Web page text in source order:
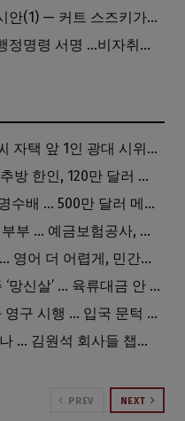
[석승환의 MLB] 덕아웃의 아시안(1) — 커트 스즈키가 우리에게 묻는 것
트럼프, ‘원정출산’ 전면차단 행정명령 서명 …비자취소·입국금지·추방까지
[화제] “내 돈 갚아라” 김원석씨 자택 앞 1인 광대 시위 … 한인 투자사, “108만 달러 못받아”
위조여권으로 미국 재입국한 추방 한인, 120만 달러 은행 사기 행각
연방 당국, LA 한인 간호사 지명수배 … 500만 달러 메디캐어 사기, 선고 직전 한국 도주
’10억 빚’ 안갚고 미국 온 한인 부부 … 예금보험공사, 미국서 소송
[이민]시민권 시험 확 바뀐다 … 영어 더 어렵게, 민간시험 도입 추진
[단독] OC 유명 한인식당 업주 ‘망신살’ … 육류대금 안 갚자 식당서 공개추심
2만 달러 ‘비자 보증금’ 의무화 영구 시행 … 입국 문턱 더 높아진다.
[속보] 한인 투자자들 돈 묶였나 … 김원석 회사들 챕터7 강제파산·자진파산 잇따라 신청
PREV NEXT